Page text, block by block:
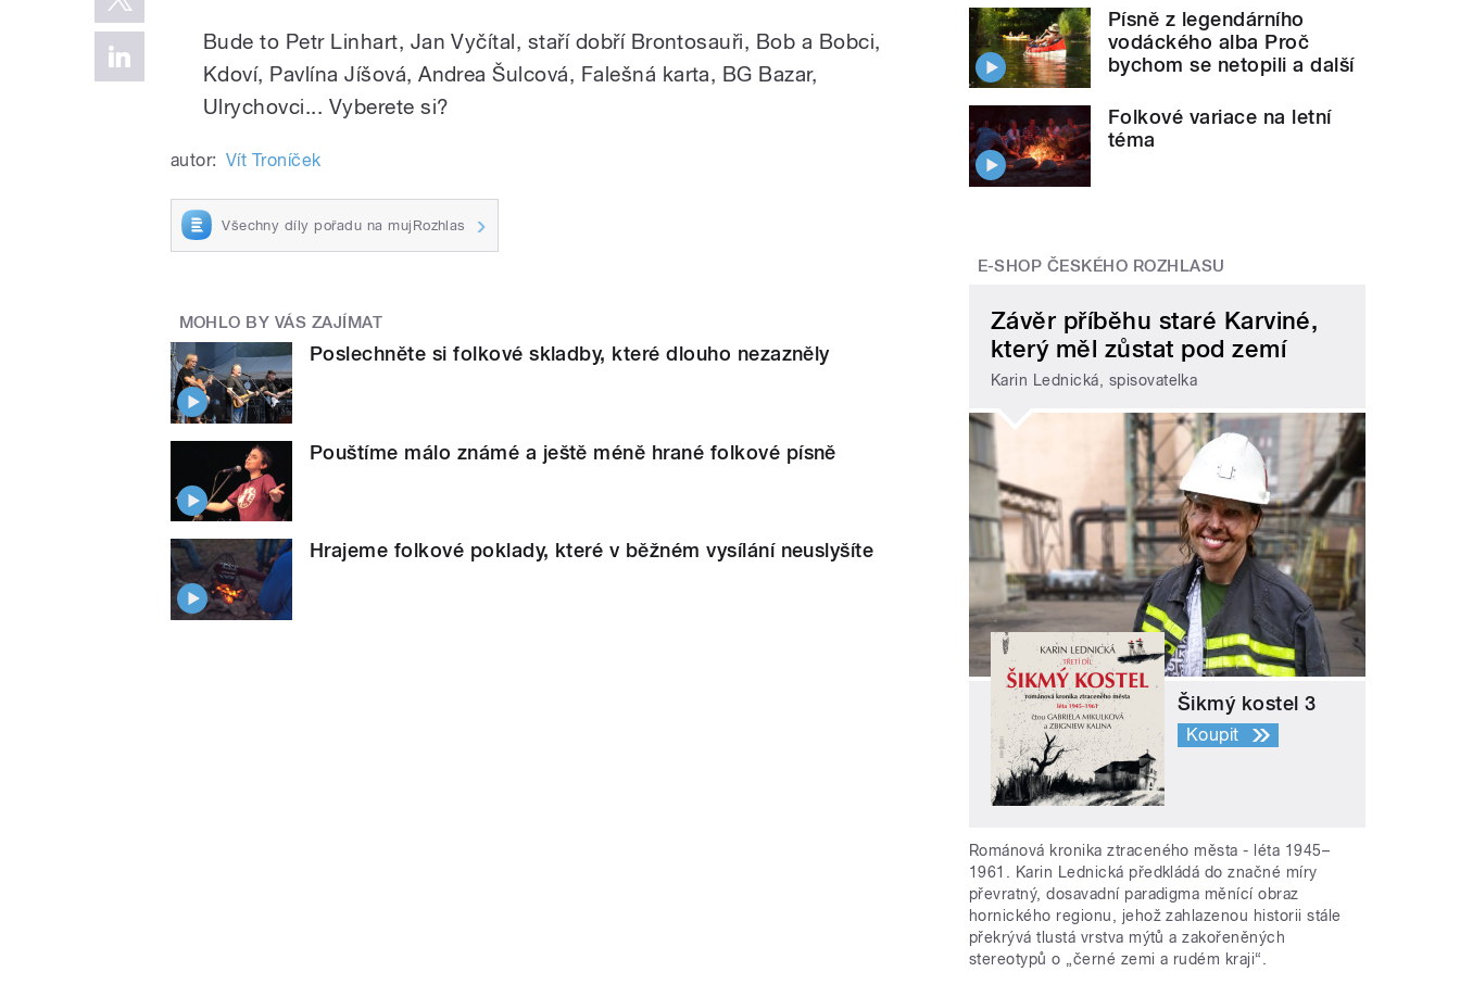
Bude to Petr Linhart, Jan Vyčítal, staří dobří Brontosauři, Bob a Bobci,
Kdoví, Pavlína Jíšová, Andrea Šulcová, Falešná karta, BG Bazar,
Ulrychovci... Vyberete si?
autor: Vít Troníček
Všechny díly pořadu na mujRozhlas
MOHLO BY VÁS ZAJÍMAT
Poslechněte si folkové skladby, které dlouho nezazněly
Pouštíme málo známé a ještě méně hrané folkové písně
Hrajeme folkové poklady, které v běžném vysílání neuslyšíte
Písně z legendárního
vodáckého alba Proč
bychom se netopili a další
Folkové variace na letní
téma
E-SHOP ČESKÉHO ROZHLASU
Závěr příběhu staré Karviné,
který měl zůstat pod zemí
Karin Lednická, spisovatelka
Šikmý kostel 3
Koupit
Románová kronika ztraceného města - léta 1945–
1961. Karin Lednická předkládá do značné míry
převratný, dosavadní paradigma měnící obraz
hornického regionu, jehož zahlazenou historii stále
překrývá tlustá vrstva mýtů a zakořeněných
stereotypů o „černé zemi a rudém kraji“.